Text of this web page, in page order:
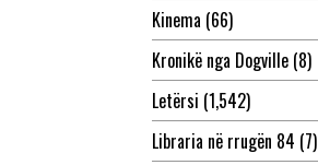
Kinema (66)
Kronikë nga Dogville(8)
Letërsi (1,542)
Libraria në rrugën 84 (7)